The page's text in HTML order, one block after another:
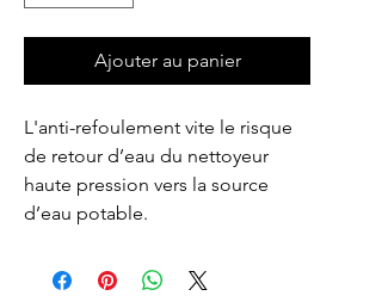
Ajouter au panier
L'anti-refoulement vite le risque
de retour d’eau du nettoyeur
haute pression vers la source
d’eau potable.